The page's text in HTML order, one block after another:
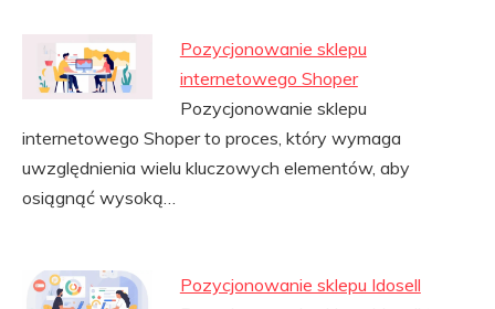
Pozycjonowanie sklepu
internetowego Shoper
Pozycjonowanie sklepu
internetowego Shoper to proces, który wymaga
uwzględnienia wielu kluczowych elementów, aby
osiągnąć wysoką…
Pozycjonowanie sklepu Idosell